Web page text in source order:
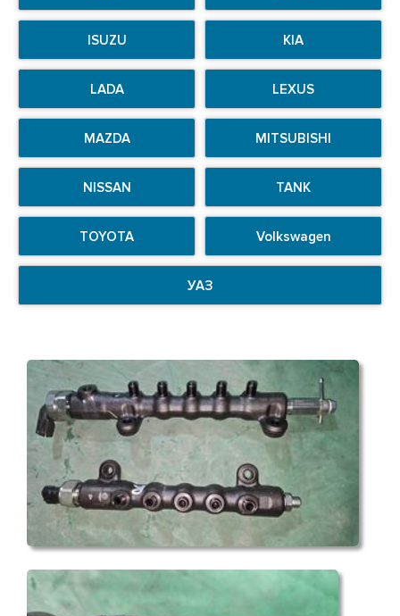
ISUZU KIA
LADA LEXUS
MAZDA MITSUBISHI
NISSAN TANK
TOYOTA Volkswagen
УАЗ